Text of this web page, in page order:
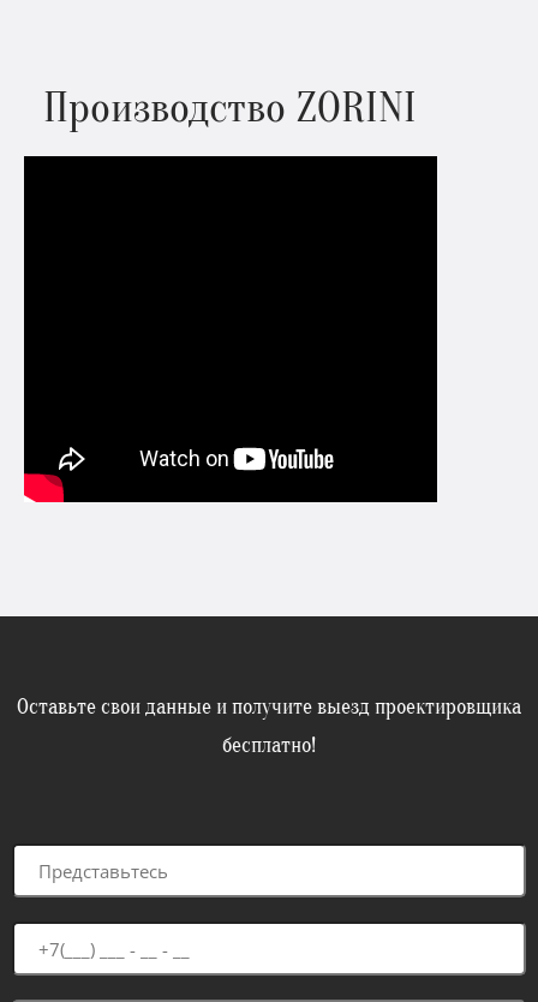
Производство ZORINI
Оставьте свои данные и получите выезд проектировщика
бесплатно!